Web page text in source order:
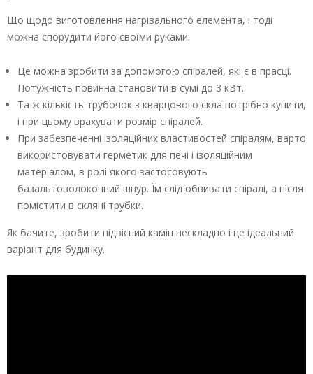
Що щодо виготовлення нагрівального елемента, і тоді
можна спорудити його своїми руками:
Це можна зробити за допомогою спіралей, які є в прасці.
Потужність повинна становити в сумі до 3 кВт.
Та ж кількість трубочок з кварцового скла потрібно купити,
і при цьому врахувати розмір спіралей.
При забезпеченні ізоляційних властивостей спіралям, варто
використовувати герметик для печі і ізоляційним
матеріалом, в ролі якого застосовують
базальтоволоконний шнур. Їм слід обвивати спіралі, а після
помістити в скляні трубки.
Як бачите, зробити підвісний камін нескладно і це ідеальний
варіант для будинку.